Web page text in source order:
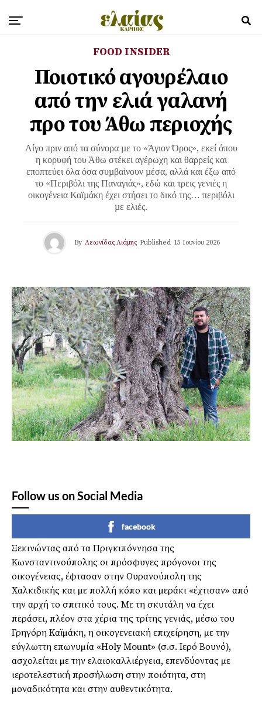
FOOD INSIDER
Ποιοτικό αγουρέλαιο
από την ελιά γαλανή
προ του Άθω περιοχής
Λίγο πριν από τα σύνορα µε το «Άγιον Όρος», εκεί όπου
η κορυφή του Άθω στέκει αγέρωχη και θαρρείς και
εποπτεύει όλα όσα συµβαίνουν µέσα, αλλά και έξω από
το «Περιβόλι της Παναγιάς», εδώ και τρεις γενιές η
οικογένεια Καϊµάκη έχει στήσει το δικό της… περιβόλι
µε ελιές.
By Λεωνίδας Λιάμης Published 15 Ιουνίου 2026
Follow us on Social Media
facebook
Ξεκινώντας από τα Πριγκιπόννησα της
Κωνσταντινούπολης οι πρόσφυγες πρόγονοι της
οικογένειας, έφτασαν στην Ουρανούπολη της
Χαλκιδικής και µε πολλή κόπο και µεράκι «έχτισαν» από
την αρχή το σπιτικό τους. Με τη σκυτάλη να έχει
περάσει, πλέον στα χέρια της τρίτης γενιάς, µέσω του
Γρηγόρη Καϊµάκη, η οικογενειακή επιχείρηση, µε την
εύγλωττη επωνυµία «Holy Mount» (σ.σ. Ιερό Βουνό),
ασχολείται µε την ελαιοκαλλιέργεια, επενδύοντας µε
ιεροτελεστική προσήλωση στην ποιότητα, στη
µοναδικότητα και στην αυθεντικότητα.